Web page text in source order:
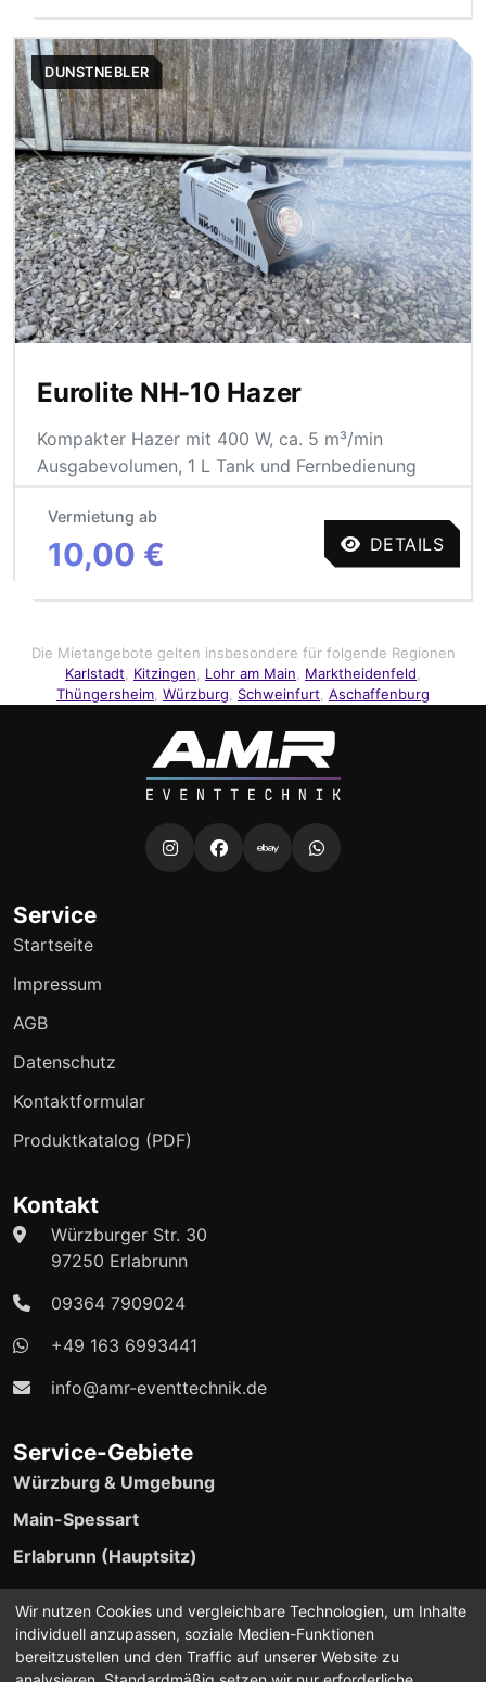
DUNSTNEBLER
Eurolite NH-10 Hazer
Kompakter Hazer mit 400 W, ca. 5 m³/min
Ausgabevolumen, 1 L Tank und Fernbedienung
Vermietung ab
10,00 € DETAILS
Die Mietangebote gelten insbesondere für folgende Regionen
Karlstadt
Kitzingen Lohr am Main Marktheidenfeld
Thüngersheim Würzburg Schweinfurt Aschaffenburg
Service
Startseite
Impressum
AGB
Datenschutz
Kontaktformular
Produktkatalog (PDF)
Kontakt
Würzburger Str. 30
97250 Erlabrunn
09364 7909024
+49 163 6993441
info@amr-eventtechnik.de
Service-Gebiete
Würzburg & Umgebung
Main-Spessart
Erlabrunn (Hauptsitz)
24/7 Event-Support verfügbar
Wir nutzen Cookies und vergleichbare Technologien, um Inhalte
individuell anzupassen, soziale Medien-Funktionen
bereitzustellen und den Traffic auf unserer Website zu